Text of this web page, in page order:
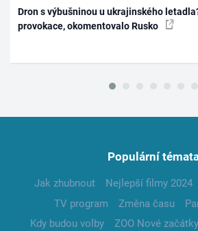
Dron s výbušninou u ukrajinského
provokace, okomentovalo Rusko
Populární
Jak zhubnout Nejlepší filmy 2024
TV program
Změna času
Kdy budou volby
ZOO Nové začátky